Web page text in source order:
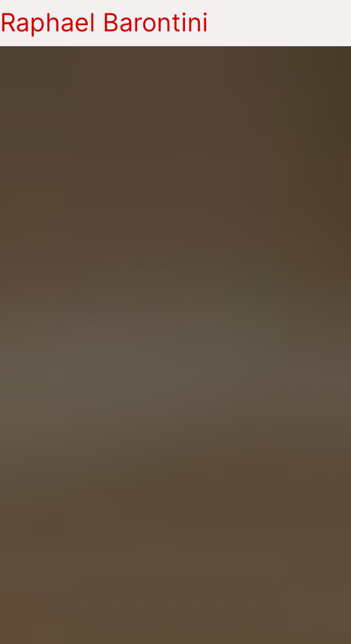
Raphael Barontini